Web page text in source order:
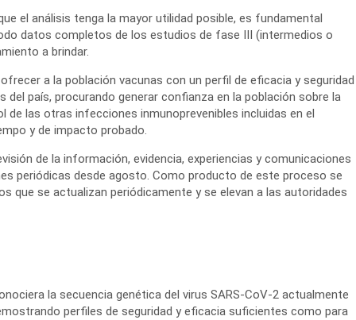
el análisis tenga la mayor utilidad posible, es fundamental
datos completos de los estudios de fase III (intermedios o
a brindar.
a la población vacunas con un perfil de eficacia y seguridad
del país, procurando generar confianza en la población sobre la
las otras infecciones inmunoprevenibles incluidas en el
y de impacto probado.
de la información, evidencia, experiencias y comunicaciones
periódicas desde agosto. Como producto de este proceso se
que se actualizan periódicamente y se elevan a las autoridades
la secuencia genética del virus SARS-CoV-2 actualmente
perfiles de seguridad y eficacia suficientes como para